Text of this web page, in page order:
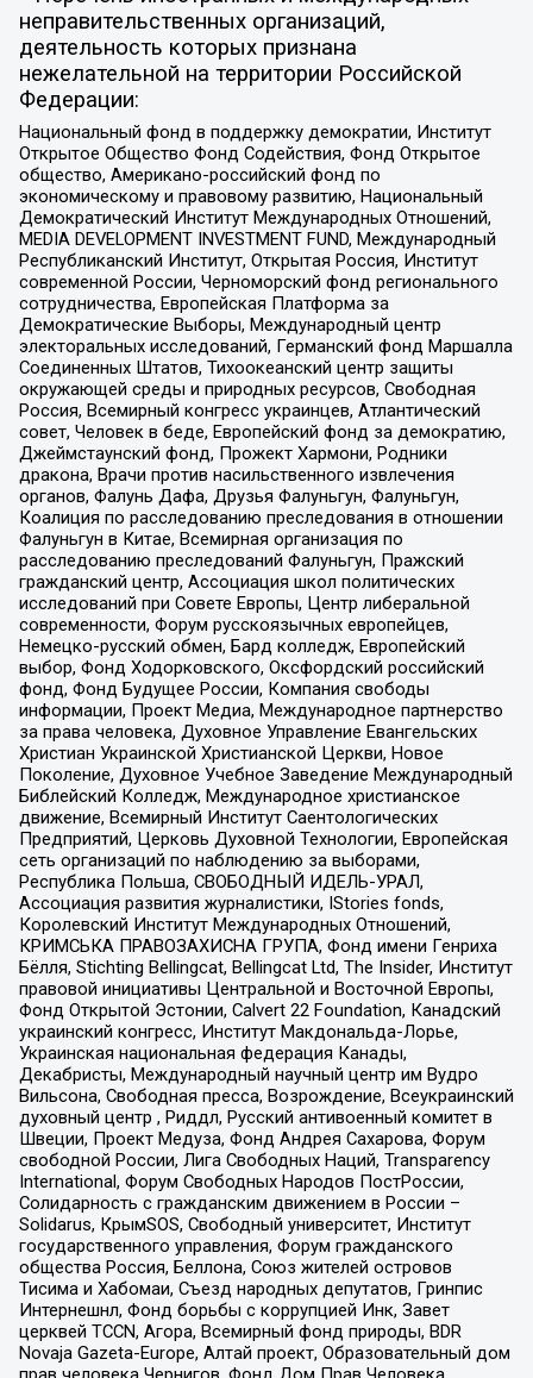
неправительственных организаций,
деятельность которых признана
нежелательной на территории Российской
Федерации:
Национальный фонд в поддержку демократии, Институт
Открытое Общество Фонд Содействия, Фонд Открытое
общество, Американо-российский фонд по
экономическому и правовому развитию, Национальный
Демократический Институт Международных Отношений,
MEDIA DEVELOPMENT INVESTMENT FUND, Международный
Республиканский Институт, Открытая Россия, Институт
современной России, Черноморский фонд регионального
сотрудничества, Европейская Платформа за
Демократические Выборы, Международный центр
электоральных исследований, Германский фонд Маршалла
Соединенных Штатов, Тихоокеанский центр защиты
окружающей среды и природных ресурсов, Свободная
Россия, Всемирный конгресс украинцев, Атлантический
совет, Человек в беде, Европейский фонд за демократию,
Джеймстаунский фонд, Прожект Хармони, Родники
дракона, Врачи против насильственного извлечения
органов, Фалунь Дафа, Друзья Фалуньгун, Фалуньгун,
Коалиция по расследованию преследования в отношении
Фалуньгун в Китае, Всемирная организация по
расследованию преследований Фалуньгун, Пражский
гражданский центр, Ассоциация школ политических
исследований при Совете Европы, Центр либеральной
современности, Форум русскоязычных европейцев,
Немецко-русский обмен, Бард колледж, Европейский
выбор, Фонд Ходорковского, Оксфордский российский
фонд, Фонд Будущее России, Компания свободы
информации, Проект Медиа, Международное партнерство
за права человека, Духовное Управление Евангельских
Христиан Украинской Христианской Церкви, Новое
Поколение, Духовное Учебное Заведение Международный
Библейский Колледж, Международное христианское
движение, Всемирный Институт Саентологических
Предприятий, Церковь Духовной Технологии, Европейская
сеть организаций по наблюдению за выборами,
Республика Польша, СВОБОДНЫЙ ИДЕЛЬ-УРАЛ,
Ассоциация развития журналистики, IStories fonds,
Королевский Институт Международных Отношений,
КРИМСЬКА ПРАВОЗАХИСНА ГРУПА, Фонд имени Генриха
Бёлля, Stichting Bellingcat, Bellingcat Ltd, The Insider, Институт
правовой инициативы Центральной и Восточной Европы,
Фонд Открытой Эстонии, Calvert 22 Foundation, Канадский
украинский конгресс, Институт Макдональда-Лорье,
Украинская национальная федерация Канады,
Декабристы, Международный научный центр им Вудро
Вильсона, Свободная пресса, Возрождение, Всеукраинский
духовный центр , Риддл, Русский антивоенный комитет в
Швеции, Проект Медуза, Фонд Андрея Сахарова, Форум
свободной России, Лига Свободных Наций, Transparеncy
International, Форум Свободных Народов ПостРоссии,
Солидарность с гражданским движением в России –
Solidarus, КрымSOS, Свободный университет, Институт
государственного управления, Форум гражданского
общества Россия, Беллона, Союз жителей островов
Тисима и Хабомаи, Съезд народных депутатов, Гринпис
Интернешнл, Фонд борьбы с коррупцией Инк, Завет
церквей TCCN, Агора, Всемирный фонд природы, BDR
Novaja Gazeta-Europe, Алтай проект, Образовательный дом